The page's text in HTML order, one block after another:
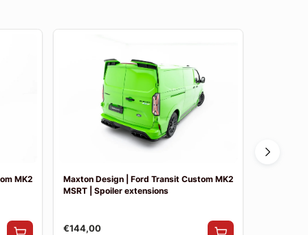
MK2
Maxton Design | Ford Transit Custom MK2
MSRT | Spoiler extensions
€144,00